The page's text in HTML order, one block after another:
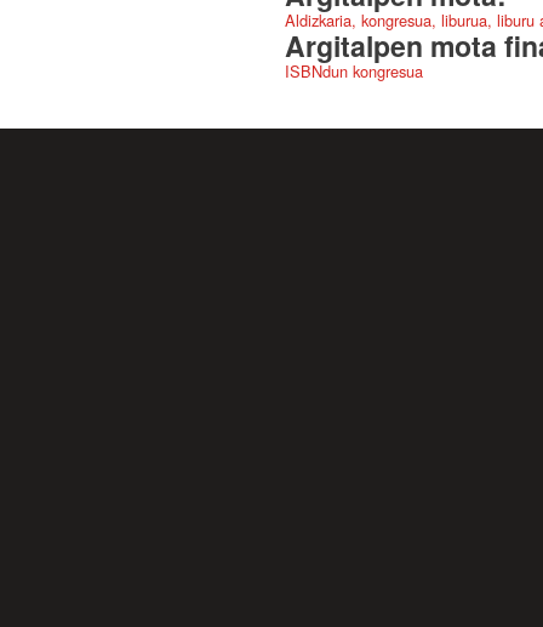
Aldizkaria, kongresua, liburua,
Argitalpen mota
ISBNdun kongresua